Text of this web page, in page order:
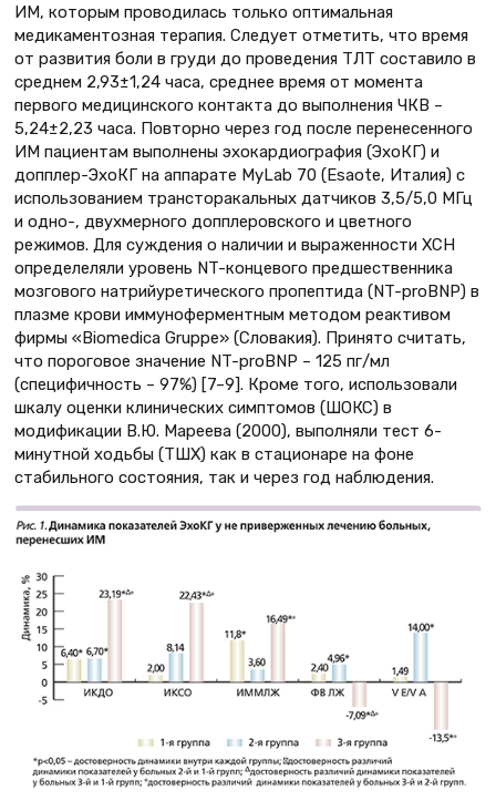
ИМ, которым проводилась только оптимальная
медикаментозная терапия. Следует отметить, что время
от развития боли в груди до проведения ТЛТ составило в
среднем 2,93±1,24 часа, среднее время от момента
первого медицинского контакта до выполнения ЧКВ –
5,24±2,23 часа. Повторно через год после перенесенного
ИМ пациентам выполнены эхокардиография (ЭхоКГ) и
допплер-ЭхоКГ на аппарате MyLab 70 (Esaote, Италия) c
использованием трансторакальных датчиков 3,5/5,0 МГц
и одно-, двухмерного допплеровского и цветного
режимов. Для суждения о наличии и выраженности ХСН
определеляли уровень NT-концевого предшественника
мозгового натрийуретического пропептида (NT-proBNP) в
плазме крови иммуноферментным методом реактивом
фирмы «Biomedica Gruppe» (Словакия). Принято считать,
что пороговое значение NT-proBNP – 125 пг/мл
(специфичность – 97%) [7–9]. Кроме того, использовали
шкалу оценки клинических симптомов (ШОКС) в
модификации В.Ю. Мареева (2000), выполняли тест 6-
минутной ходьбы (ТШХ) как в стационаре на фоне
стабильного состояния, так и через год наблюдения.